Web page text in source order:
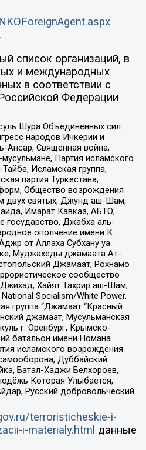
список организаций, в
и международных
в соответствии с
Федерации
Шура Объединенных сил
народов Ичкерии и
Ансар, Священная война,
Партия исламского
Исламская группа,
партия Туркестана,
Общество возрождения
двух святых, Джунд аш-Шам,
Имарат Кавказ, АБТО,
государство, Джабха аль-
ополчение имени К.
от Аллаха Субхану уа
Муджахеды джамаата Ат-
Джамаат, Рохнамо
сообщество
Хайят Тахрир аш-Шам,
Socialism/White Power,
группа “Джамаат “Красный
джамаат, Мусульманская
г. Оренбург, Крымско-
батальон имени Номана
исламского возрождения
Дуббайский
Батал-Хаджи Белхороев,
Которая Улыбается,
Русский добровольческий
terroristicheskie-i-
i-materialy.html данные